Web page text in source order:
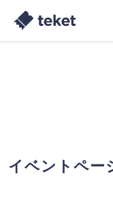
イベントペー